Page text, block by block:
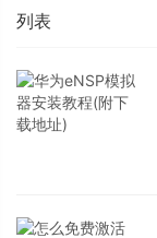
列表